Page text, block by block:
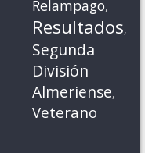
Relampago,
Resultados,
Segunda
División
Almeriense,
Veterano